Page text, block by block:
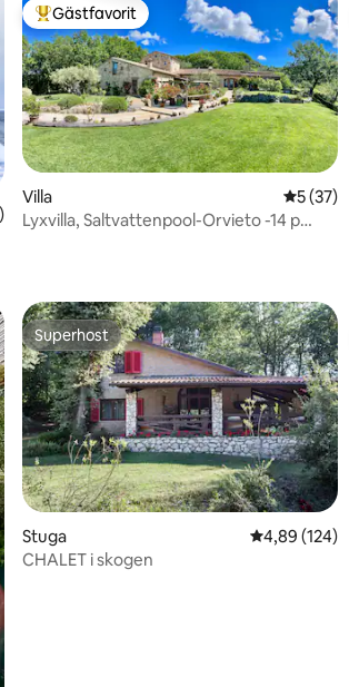
betyg, 216 omdömen
Populär gästfavorit
Gästfavorit
Villa 5 av 5 i
5 (37)
Lyxvilla, Saltvattenpool-Orvieto -14 p
Superhost
Superhost
Stuga 4,89 av 5 i
4,89 (124)
CHALET i skogen